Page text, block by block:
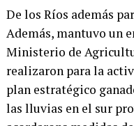
De los Ríos además
Además, mantuvo un
Ministerio de
realizaron para la
plan estratégico
las lluvias en el sur